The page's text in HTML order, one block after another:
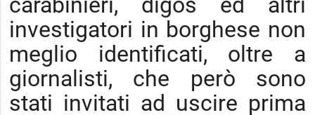
investigatori in borghese non
meglio identificati, oltre a
giornalisti, che però sono
stati invitati ad uscire prima